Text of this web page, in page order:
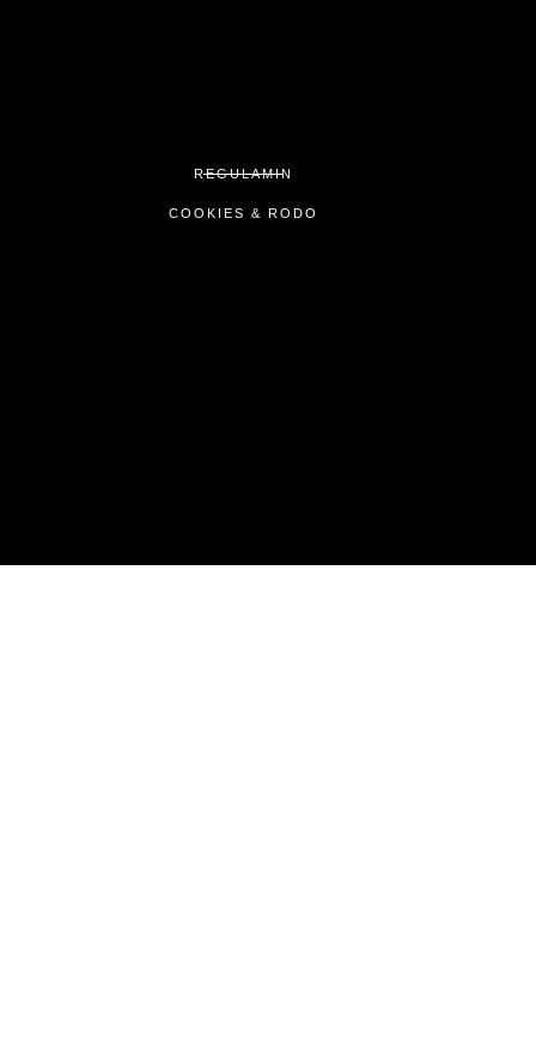
REGULAMIN
COOKIES & RODO